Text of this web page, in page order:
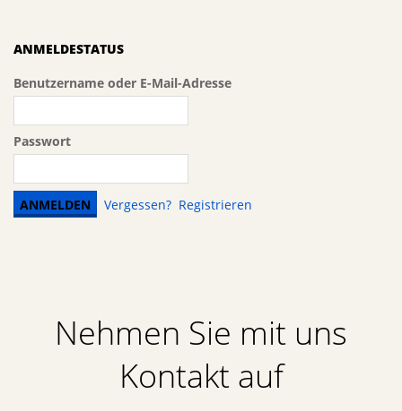
ANMELDESTATUS
Benutzername oder E-Mail-Adresse
Passwort
Vergessen? Registrieren
Nehmen Sie mit uns
Kontakt auf